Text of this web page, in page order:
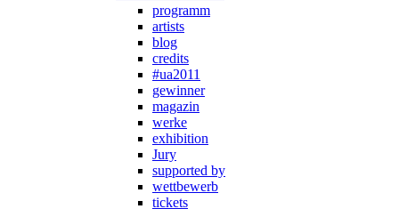
programm
artists
blog
credits
#ua2011
gewinner
magazin
werke
exhibition
Jury
supported by
wettbewerb
tickets